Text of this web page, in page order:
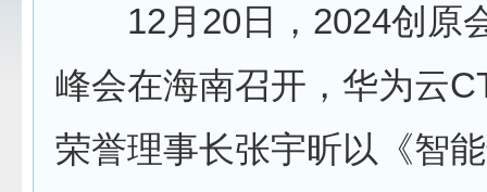
12月20日，2024创原
峰会在海南召开，华为云
荣誉理事长张宇昕以《智